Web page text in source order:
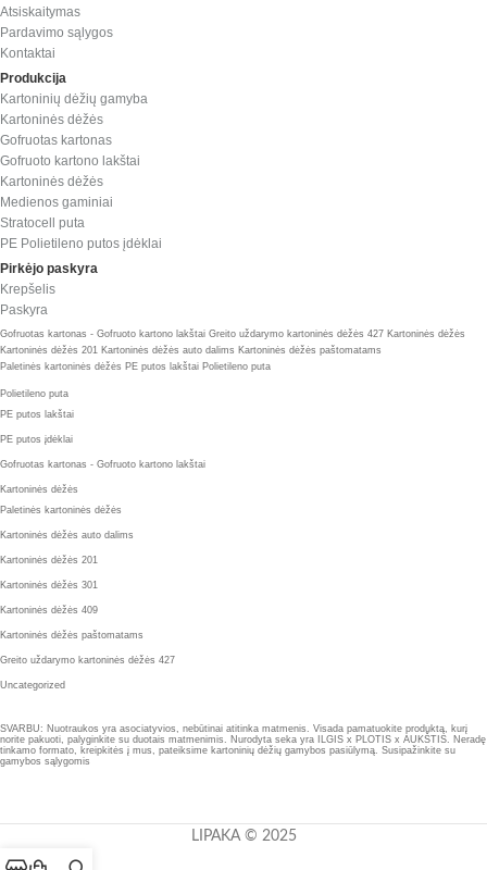
Atsiskaitymas
Pardavimo sąlygos
Kontaktai
Produkcija
Kartoninių dėžių gamyba
Kartoninės dėžės
Gofruotas kartonas
Gofruoto kartono lakštai
Kartoninės dėžės
Medienos gaminiai
Stratocell puta
PE Polietileno putos įdėklai
Pirkėjo paskyra
Krepšelis
Paskyra
Gofruotas kartonas - Gofruoto kartono lakštai Greito uždarymo kartoninės dėžės 427 Kartoninės dėžės
Kartoninės dėžės 201 Kartoninės dėžės auto dalims Kartoninės dėžės paštomatams
Paletinės kartoninės dėžės PE putos lakštai Polietileno puta
Polietileno puta
PE putos lakštai
PE putos įdėklai
Gofruotas kartonas - Gofruoto kartono lakštai
Kartoninės dėžės
Paletinės kartoninės dėžės
Kartoninės dėžės auto dalims
Kartoninės dėžės 201
Kartoninės dėžės 301
Kartoninės dėžės 409
Kartoninės dėžės paštomatams
Greito uždarymo kartoninės dėžės 427
Uncategorized
SVARBU: Nuotraukos yra asociatyvios, nebūtinai atitinka matmenis. Visada pamatuokite produktą, kurį
norite pakuoti, palyginkite su duotais matmenimis. Nurodyta seka yra ILGIS x PLOTIS x AUKŠTIS. Neradę
tinkamo formato, kreipkitės į mus, pateiksime kartoninių dėžių gamybos pasiūlymą. Susipažinkite su
gamybos sąlygomis
LIPAKA © 2025